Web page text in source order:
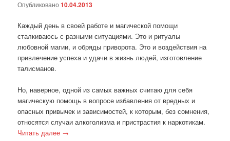
Опубликовано10.04.2013
Каждый день в своей работе и магической помощи
сталкиваюсь с разными ситуациями. Это и ритуалы
любовной магии, и обряды приворота. Это и воздействия на
привлечение успеха и удачи в жизнь людей, изготовление
талисманов.
Но, наверное, одной из самых важных считаю для себя
магическую помощь в вопросе избавления от вредных и
опасных привычек и зависимостей, к которым, без сомнения,
относятся случаи алкоголизма и пристрастия к наркотикам.
Читать далее →